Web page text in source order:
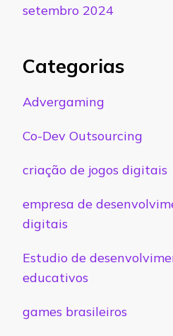
setembro 2024
Categorias
Advergaming
Co-Dev Outsourcing
criação de jogos digitais
empresa de
digitais
Estudio de
educativos
games brasileiros